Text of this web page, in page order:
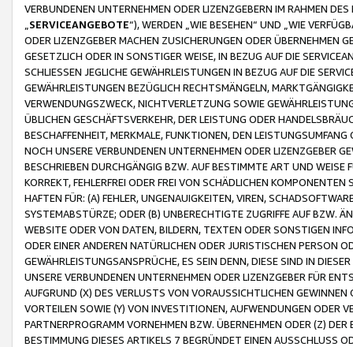
VERBUNDENEN UNTERNEHMEN ODER LIZENZGEBERN IM RAHMEN
SERVICEANGEBOTE“), WERDEN „WIE BESEHEN“ UND „WIE
ODER LIZENZGEBER MACHEN ZUSICHERUNGEN ODER ÜBERNEHMEN
GESETZLICH ODER IN SONSTIGER WEISE, IN BEZUG AUF DIE
SCHLIESSEN JEGLICHE GEWÄHRLEISTUNGEN IN BEZUG AUF DIE
GEWÄHRLEISTUNGEN BEZÜGLICH RECHTSMÄNGELN,
VERWENDUNGSZWECK, NICHTVERLETZUNG SOWIE
ÜBLICHEN GESCHÄFTSVERKEHR, DER LEISTUNG ODER
BESCHAFFENHEIT, MERKMALE, FUNKTIONEN, DEN
NOCH UNSERE VERBUNDENEN UNTERNEHMEN ODER LIZENZGEBER
BESCHRIEBEN DURCHGÄNGIG BZW. AUF BESTIMMTE ART UND
KORREKT, FEHLERFREI ODER FREI VON SCHÄDLICHEN
HAFTEN FÜR: (A) FEHLER, UNGENAUIGKEITEN, VIREN,
SYSTEMABSTÜRZE; ODER (B) UNBERECHTIGTE ZUGRIFFE AUF BZW.
WEBSITE ODER VON DATEN, BILDERN, TEXTEN ODER SONSTIGEN
ODER EINER ANDEREN NATÜRLICHEN ODER JURISTISCHEN PERSON
GEWÄHRLEISTUNGSANSPRÜCHE, ES SEIN DENN, DIESE SIND IN
UNSERE VERBUNDENEN UNTERNEHMEN ODER LIZENZGEBER FÜR
AUFGRUND (X) DES VERLUSTS VON VORAUSSICHTLICHEN
VORTEILEN SOWIE (Y) VON INVESTITIONEN, AUFWENDUNGEN ODER
PARTNERPROGRAMM VORNEHMEN BZW. ÜBERNEHMEN ODER (Z)
BESTIMMUNG DIESES ARTIKELS 7 BEGRÜNDET EINEN AUSSCHLUSS